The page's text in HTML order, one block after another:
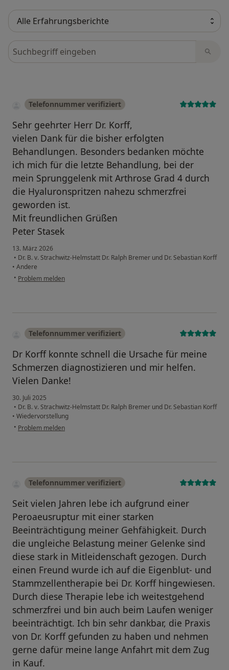
Bewertungen durchsuchen
Telefonnummer verifiziert
Sehr geehrter Herr Dr. Korff,
vielen Dank für die bisher erfolgten
Behandlungen. Besonders bedanken möchte
ich mich für die letzte Behandlung, bei der
mein Sprunggelenk mit Arthrose Grad 4 durch
die Hyaluronspritzen nahezu schmerzfrei
geworden ist.
Mit freundlichen Grüßen
Peter Stasek
13. März 2026
• Dr. B. v. Strachwitz-Helmstatt Dr. Ralph Bremer und Dr. Sebastian Korff
• Andere
• Problem melden
Telefonnummer verifiziert
Dr Korff konnte schnell die Ursache für meine
Schmerzen diagnostizieren und mir helfen.
Vielen Danke!
30. Juli 2025
• Dr. B. v. Strachwitz-Helmstatt Dr. Ralph Bremer und Dr. Sebastian Korff
• Wiedervorstellung
• Problem melden
Telefonnummer verifiziert
Seit vielen Jahren lebe ich aufgrund einer
Peroaeusruptur mit einer starken
Beeinträchtigung meiner Gehfähigkeit. Durch
die ungleiche Belastung meiner Gelenke sind
diese stark in Mitleidenschaft gezogen. Durch
einen Freund wurde ich auf die Eigenblut- und
Stammzellentherapie bei Dr. Korff hingewiesen.
Durch diese Therapie lebe ich weitestgehend
schmerzfrei und bin auch beim Laufen weniger
beeinträchtigt. Ich bin sehr dankbar, die Praxis
von Dr. Korff gefunden zu haben und nehmen
gerne dafür meine lange Anfahrt mit dem Zug
in Kauf.